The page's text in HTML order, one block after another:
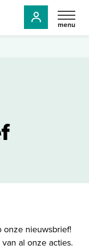
menu
onze nieuwsbrief!
al onze acties.